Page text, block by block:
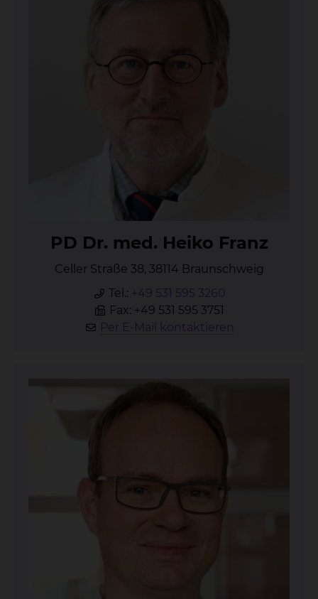
PD Dr. med. Hei­ko Franz
Celler Straße 38, 38114 Braunschweig
Tel.: +49 531 595 3260
Fax: +49 531 595 3751
Per E-Mail kontaktieren